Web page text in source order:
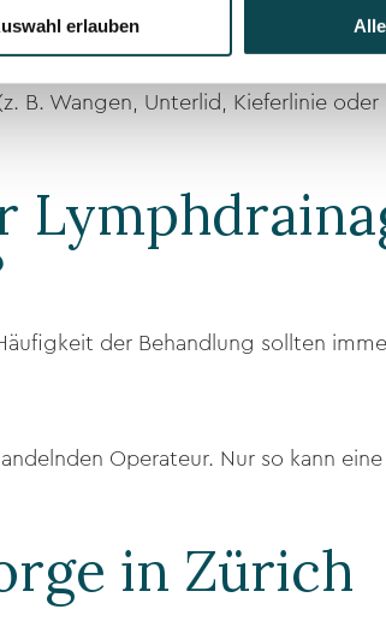
erlauben
durch. Mit speziell
B. Wangen, Unterlid, Kieferlinie
der Behandlung sollten
Operateur. Nur so kann
in Zürich